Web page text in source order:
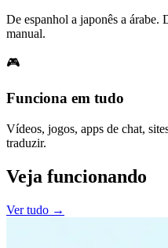
De espanhol a japonês a árabe.
manual.
🎮
Funciona em tudo
Vídeos, jogos, apps de chat,
traduzir.
Veja funcionando
Ver tudo →